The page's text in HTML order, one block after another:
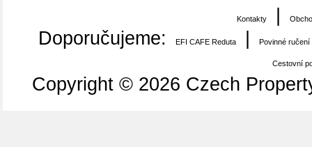
Kontakty
Doporučujeme: EFI CAFE Reduta Povinné ručení
Cestovní
Copyright © 2026 Czech